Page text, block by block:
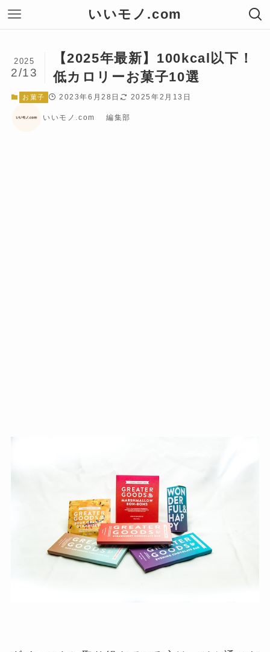
いいモノ.com
【2025年最新】100kcal以下！
低カロリーお菓子10選
2025
2/13
お菓子 2023年6月28日 2025年2月13日
いいモノ.com 編集部